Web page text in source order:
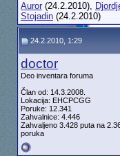
Auror(24.2.2010),
Stojadin(24.2.2010)
24.2.2010, 1:29
doctor
Deo inventara foruma
Član od: 14.3.2008.
Lokacija: EHCPCGG
Poruke: 12.341
Zahvalnice: 4.446
Zahvaljeno 3.428 puta na
poruka